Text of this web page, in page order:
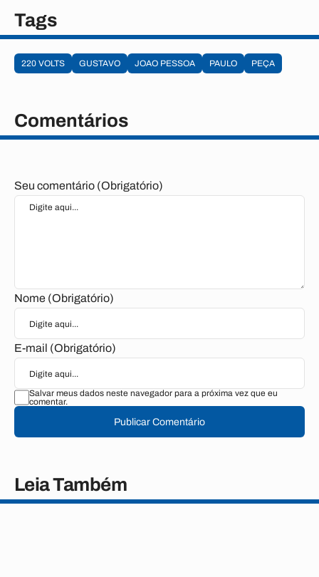
Tags
220 VOLTS GUSTAVO JOAO PESSOA PAULO PEÇA
Comentários
Seu comentário (Obrigatório)
Nome (Obrigatório)
E-mail (Obrigatório)
Salvar meus dados neste navegador para a próxima vez que eu
comentar.
Publicar Comentário
Leia Também